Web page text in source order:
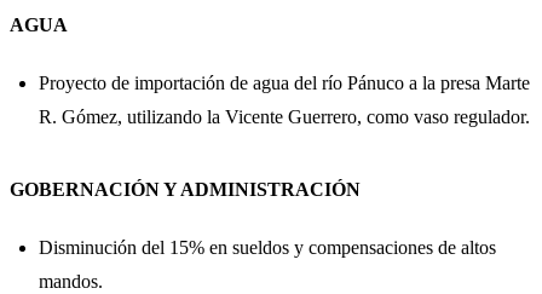
AGUA
Proyecto de importación de agua del río Pánuco a la presa Marte
R. Gómez, utilizando la Vicente Guerrero, como vaso regulador.
GOBERNACIÓN Y ADMINISTRACIÓN
Disminución del 15% en sueldos y compensaciones de altos
mandos.